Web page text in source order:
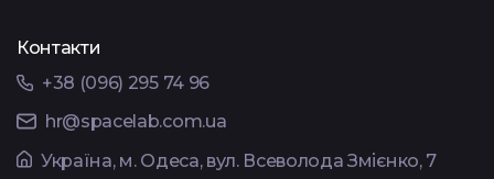
Контакти
+38 (096) 295 74 96
hr@spacelab.com.ua
Українa, м. Одеса, вул. Всеволода Змієнко, 7